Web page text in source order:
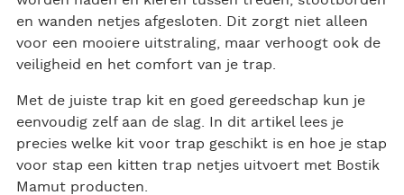
en wanden netjes afgesloten. Dit zorgt niet alleen
voor een mooiere uitstraling, maar verhoogt ook de
veiligheid en het comfort van je trap.
Met de juiste trap kit en goed gereedschap kun je
eenvoudig zelf aan de slag. In dit artikel lees je
precies welke kit voor trap geschikt is en hoe je stap
voor stap een kitten trap netjes uitvoert met Bostik
Mamut producten.